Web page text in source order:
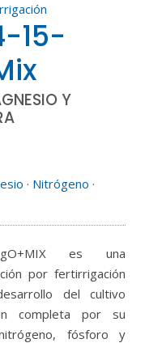
15-
Y
· Nitrógeno ·
es una
por fertirrigación
del cultivo
completa por su
fósforo y